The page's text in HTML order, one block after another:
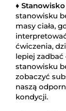
♦
stanowisku
masy ciała,
ćwiczenia,
lepiej
stanowisku
zobaczyć
naszą
kondycji.